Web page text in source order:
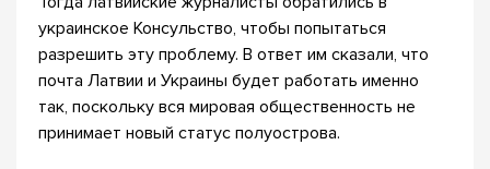
украинское Консульство, чтобы попытаться
разрешить эту проблему. В ответ им сказали, что
почта Латвии и Украины будет работать именно
так, поскольку вся мировая общественность не
принимает новый статус полуострова.